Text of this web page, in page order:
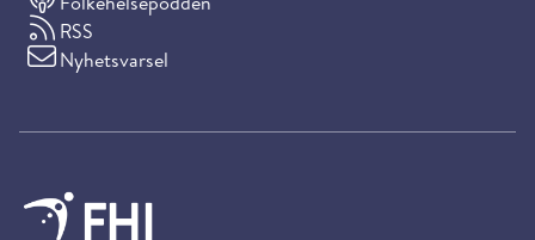
RSS
Nyhetsvarsel